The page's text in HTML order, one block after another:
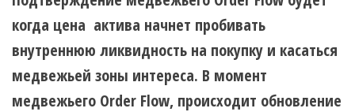
когда цена актива начнет пробивать
внутреннюю ликвидность на покупку и касаться
медвежьей зоны интереса. В момент
медвежьего Order Flow, происходит обновление